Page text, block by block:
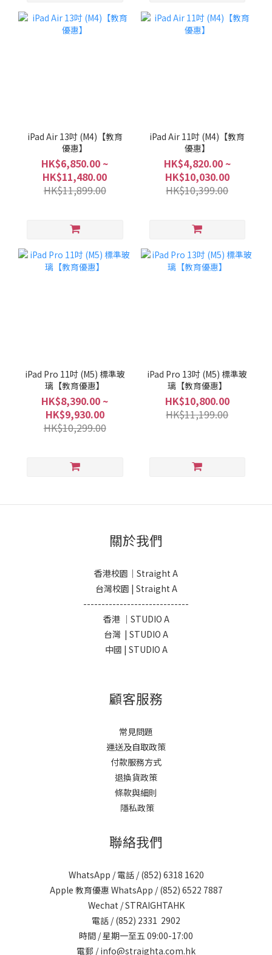
iPad Air 13吋 (M4)【教育
優惠】
HK$6,850.00 ~
HK$11,480.00
HK$11,899.00
iPad Air 11吋 (M4)【教育
優惠】
HK$4,820.00 ~
HK$10,030.00
HK$10,399.00
iPad Pro 11吋 (M5) 標準玻
璃【教育優惠】
HK$8,390.00 ~
HK$9,930.00
HK$10,299.00
iPad Pro 13吋 (M5) 標準玻
璃【教育優惠】
HK$10,800.00
HK$11,199.00
關於我們
香港校園｜Straight A
台灣校園 | Straight A
-----------------------------
香港 ｜STUDIO A
台灣 | STUDIO A
中國 | STUDIO A
顧客服務
常見問題
運送及自取政策
付款服務方式
退換貨政策
條款與細則
隱私政策
聯絡我們
WhatsApp / 電話 / (852) 6318 1620
Apple 教育優惠 WhatsApp / (852) 6522 7887
Wechat / STRAIGHTAHK
電話 / (852) 2331 2902
時間 / 星期一至五 09:00-17:00
電郵 /info@straighta.com.hk